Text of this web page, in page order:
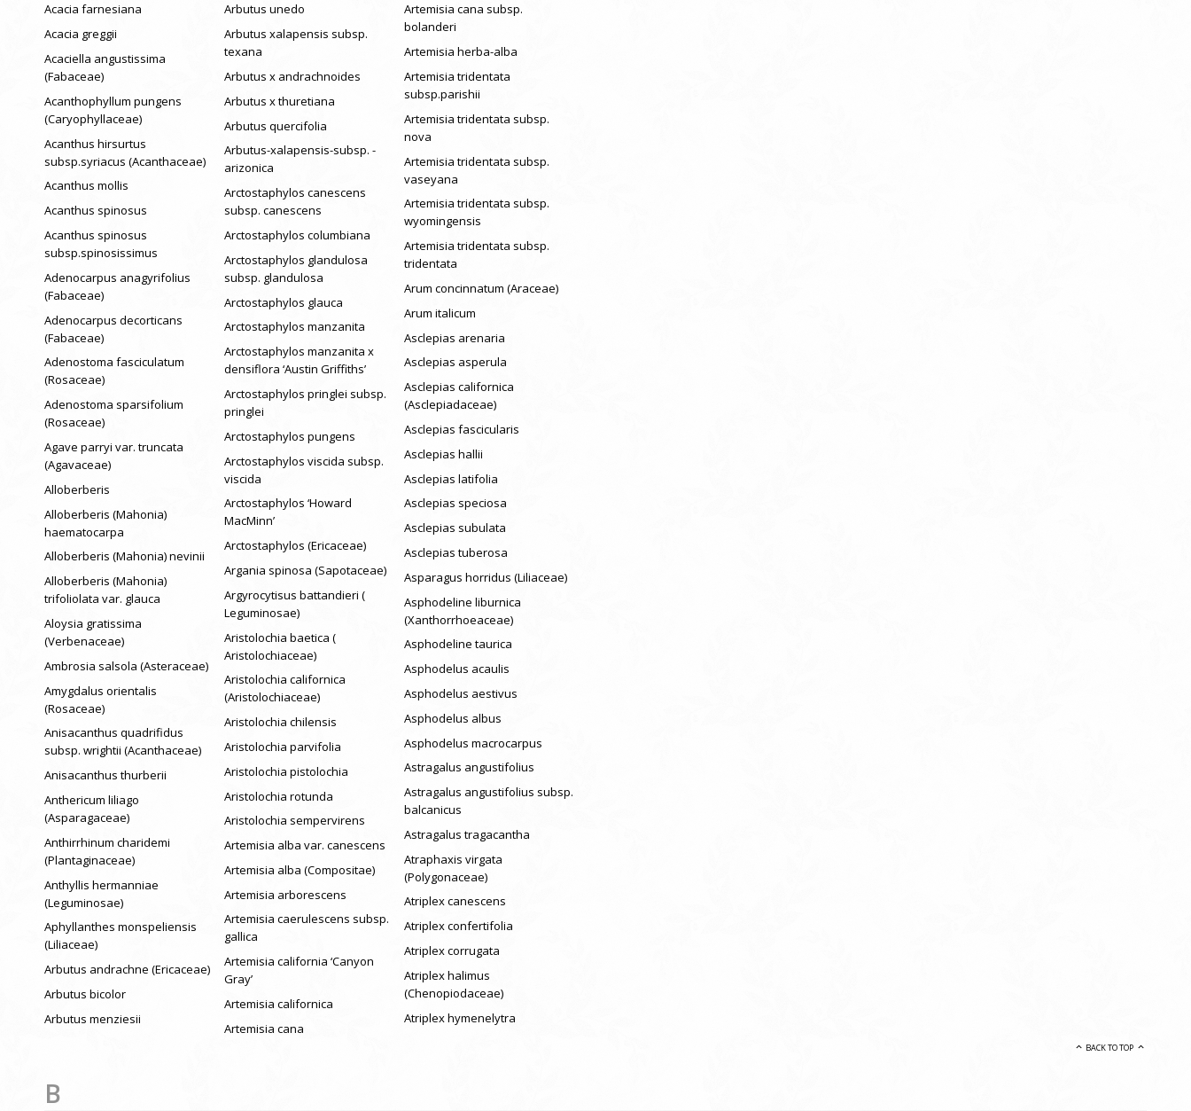
Acacia farnesiana
Acacia greggii
Acaciella angustissima
(Fabaceae)
Acanthophyllum pungens
(Caryophyllaceae)
Acanthus hirsurtus
subsp.syriacus (Acanthaceae)
Acanthus mollis
Acanthus spinosus
Acanthus spinosus
subsp.spinosissimus
Adenocarpus anagyrifolius
(Fabaceae)
Adenocarpus decorticans
(Fabaceae)
Adenostoma fasciculatum
(Rosaceae)
Adenostoma sparsifolium
(Rosaceae)
Agave parryi var. truncata
(Agavaceae)
Alloberberis
Alloberberis (Mahonia)
haematocarpa
Alloberberis (Mahonia) nevinii
Alloberberis (Mahonia)
trifoliolata var. glauca
Aloysia gratissima
(Verbenaceae)
Ambrosia salsola (Asteraceae)
Amygdalus orientalis
(Rosaceae)
Anisacanthus quadrifidus
subsp. wrightii (Acanthaceae)
Anisacanthus thurberii
Anthericum liliago
(Asparagaceae)
Anthirrhinum charidemi
(Plantaginaceae)
Anthyllis hermanniae
(Leguminosae)
Aphyllanthes monspeliensis
(Liliaceae)
Arbutus andrachne (Ericaceae)
Arbutus bicolor
Arbutus menziesii
Arbutus unedo
Arbutus xalapensis subsp.
texana
Arbutus x andrachnoides
Arbutus x thuretiana
Arbutus quercifolia
Arbutus-xalapensis-subsp. -
arizonica
Arctostaphylos canescens
subsp. canescens
Arctostaphylos columbiana
Arctostaphylos glandulosa
subsp. glandulosa
Arctostaphylos glauca
Arctostaphylos manzanita
Arctostaphylos manzanita x
densiflora ‘Austin Griffiths’
Arctostaphylos pringlei subsp.
pringlei
Arctostaphylos pungens
Arctostaphylos viscida subsp.
viscida
Arctostaphylos ‘Howard
MacMinn’
Arctostaphylos (Ericaceae)
Argania spinosa (Sapotaceae)
Argyrocytisus battandieri (
Leguminosae)
Aristolochia baetica (
Aristolochiaceae)
Aristolochia californica
(Aristolochiaceae)
Aristolochia chilensis
Aristolochia parvifolia
Aristolochia pistolochia
Aristolochia rotunda
Aristolochia sempervirens
Artemisia alba var. canescens
Artemisia alba (Compositae)
Artemisia arborescens
Artemisia caerulescens subsp.
gallica
Artemisia california ‘Canyon
Gray’
Artemisia californica
Artemisia cana
Artemisia cana subsp.
bolanderi
Artemisia herba-alba
Artemisia tridentata
subsp.parishii
Artemisia tridentata subsp.
nova
Artemisia tridentata subsp.
vaseyana
Artemisia tridentata subsp.
wyomingensis
Artemisia tridentata subsp.
tridentata
Arum concinnatum (Araceae)
Arum italicum
Asclepias arenaria
Asclepias asperula
Asclepias californica
(Asclepiadaceae)
Asclepias fascicularis
Asclepias hallii
Asclepias latifolia
Asclepias speciosa
Asclepias subulata
Asclepias tuberosa
Asparagus horridus (Liliaceae)
Asphodeline liburnica
(Xanthorrhoeaceae)
Asphodeline taurica
Asphodelus acaulis
Asphodelus aestivus
Asphodelus albus
Asphodelus macrocarpus
Astragalus angustifolius
Astragalus angustifolius subsp.
balcanicus
Astragalus tragacantha
Atraphaxis virgata
(Polygonaceae)
Atriplex canescens
Atriplex confertifolia
Atriplex corrugata
Atriplex halimus
(Chenopiodaceae)
Atriplex hymenelytra
BACK TO TOP
B